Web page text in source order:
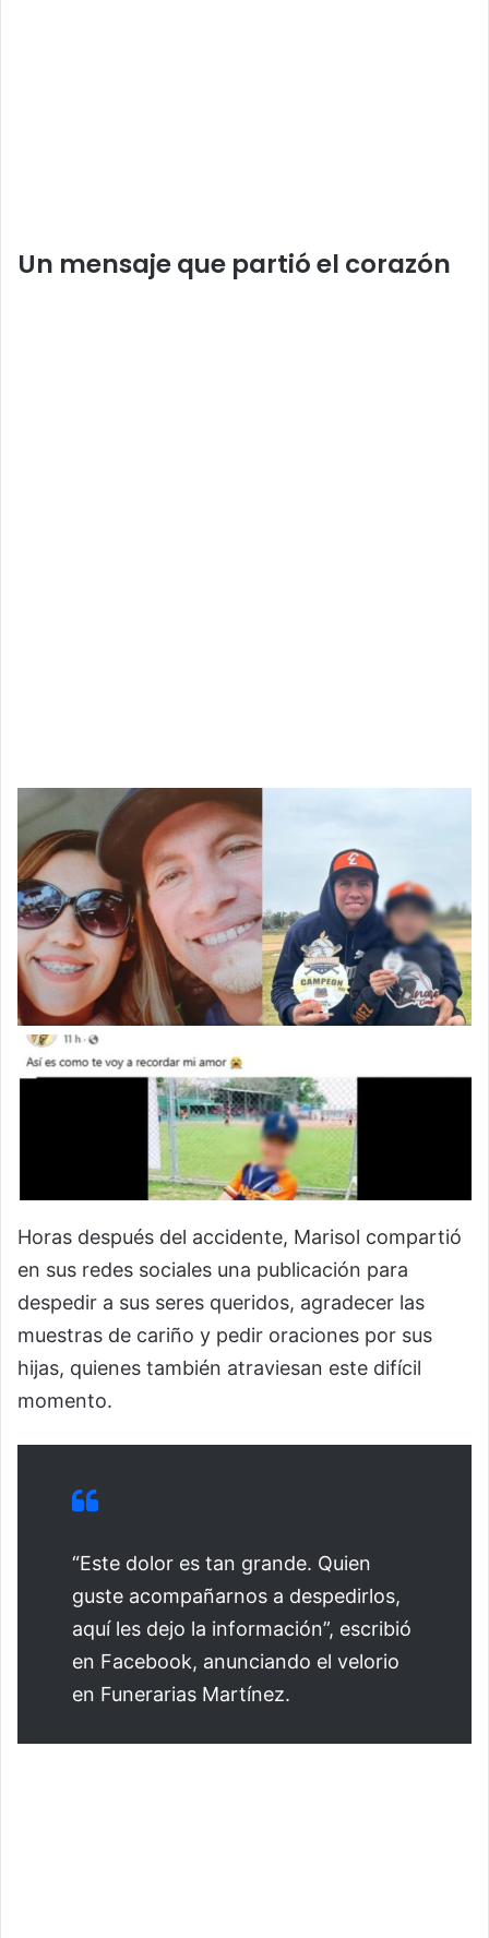
Un mensaje que partió el corazón
Horas después del accidente, Marisol compartió
en sus redes sociales una publicación para
despedir a sus seres queridos, agradecer las
muestras de cariño y pedir oraciones por sus
hijas, quienes también atraviesan este difícil
momento.
“Este dolor es tan grande. Quien
guste acompañarnos a despedirlos,
aquí les dejo la información”, escribió
en Facebook, anunciando el velorio
en Funerarias Martínez.